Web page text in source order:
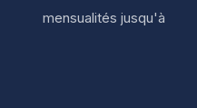
mensualités jusqu'à